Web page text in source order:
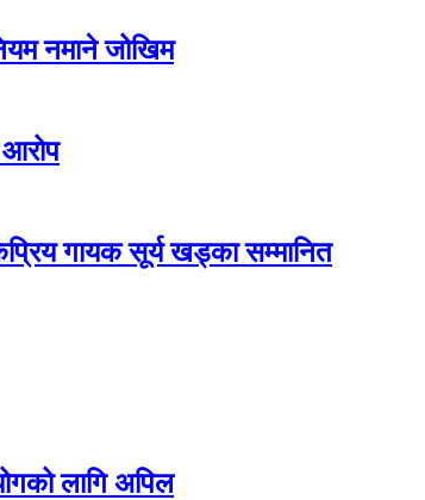
नमाने जोखिम
गायक सूर्य खड्का सम्मानित
लागि अपिल